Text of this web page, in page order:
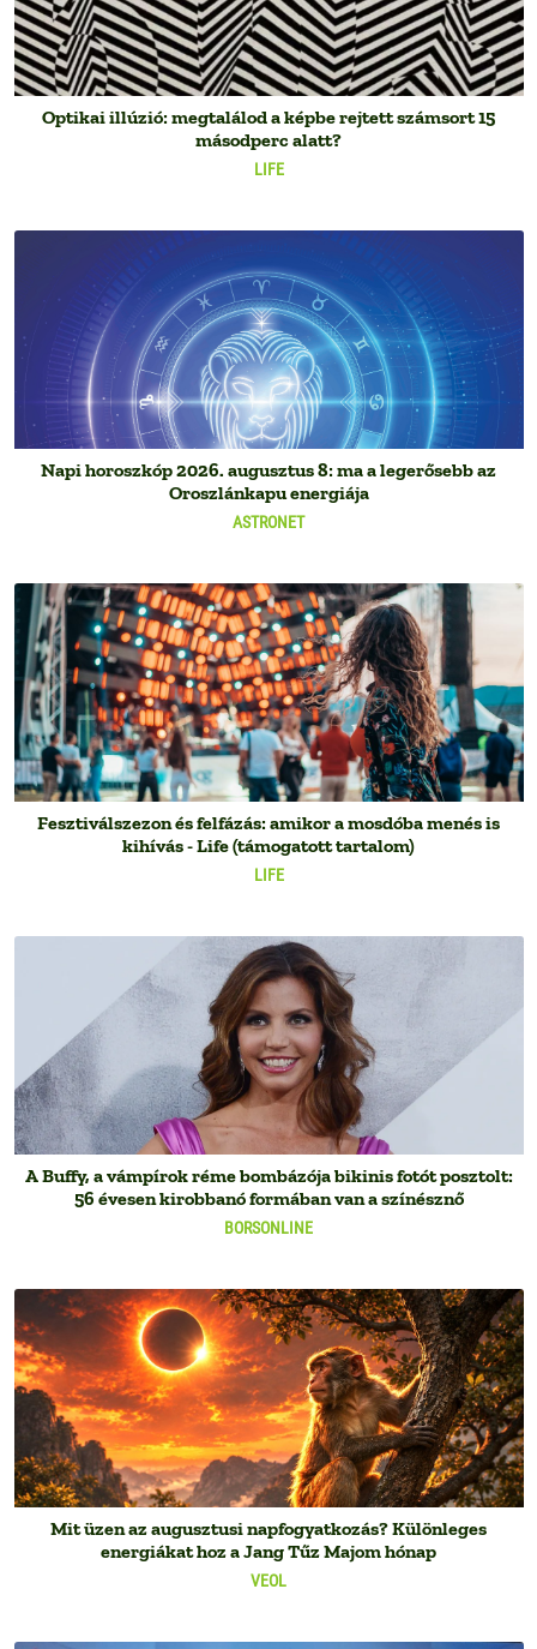
LIFE
Optikai illúzió: megtalálod a képbe rejtett számsort 15
másodperc alatt?
ASTRONET
Napi horoszkóp 2026. augusztus 8: ma a legerősebb az
Oroszlánkapu energiája
LIFE
Fesztiválszezon és felfázás: amikor a mosdóba menés is
kihívás - Life (támogatott tartalom)
BORSONLINE
A Buffy, a vámpírok réme bombázója bikinis fotót posztolt:
56 évesen kirobbanó formában van a színésznő
VEOL
Mit üzen az augusztusi napfogyatkozás? Különleges
energiákat hoz a Jang Tűz Majom hónap